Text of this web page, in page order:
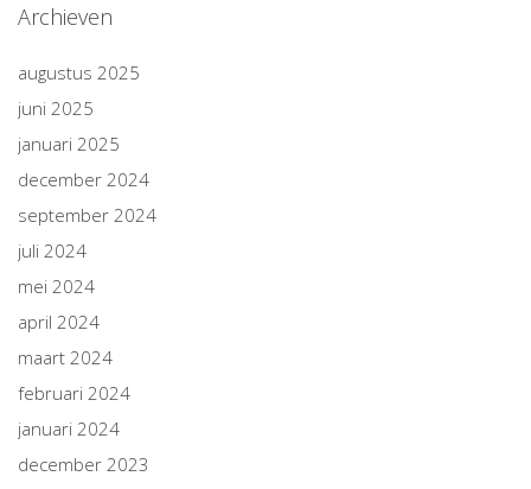
Archieven
augustus 2025
juni 2025
januari 2025
december 2024
september 2024
juli 2024
mei 2024
april 2024
maart 2024
februari 2024
januari 2024
december 2023